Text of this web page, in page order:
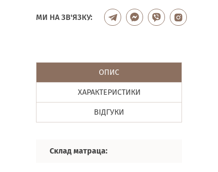
МИ НА ЗВ'ЯЗКУ:
ОПИС
ХАРАКТЕРИСТИКИ
ВІДГУКИ
Склад матраца: